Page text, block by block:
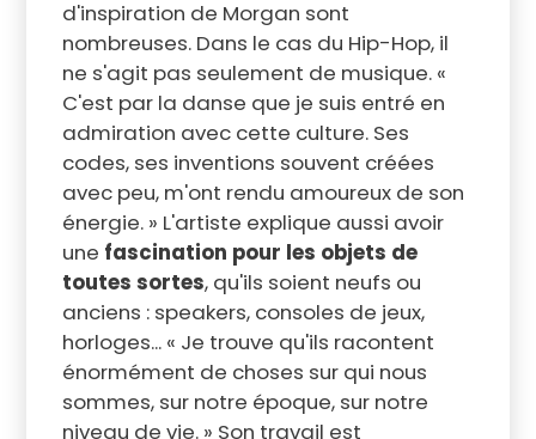
d'inspiration de Morgan sont
nombreuses. Dans le cas du Hip-Hop, il
ne s'agit pas seulement de musique. «
C'est par la danse que je suis entré en
admiration avec cette culture. Ses
codes, ses inventions souvent créées
avec peu, m'ont rendu amoureux de son
énergie. » L'artiste explique aussi avoir
une fascination pour les objets de
toutes sortes, qu'ils soient neufs ou
anciens : speakers, consoles de jeux,
horloges... « Je trouve qu'ils racontent
énormément de choses sur qui nous
sommes, sur notre époque, sur notre
niveau de vie. » Son travail est